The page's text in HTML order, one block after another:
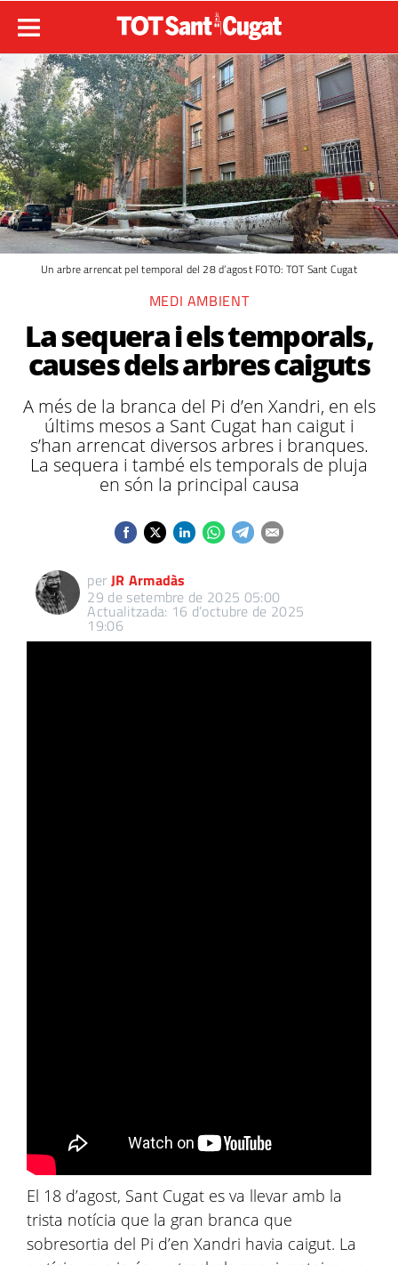
Un arbre arrencat pel temporal del 28 d’agost FOTO: TOT Sant Cugat
MEDI AMBIENT
La sequera i els temporals,
causes dels arbres caiguts
A més de la branca del Pi d’en Xandri, en els
últims mesos a Sant Cugat han caigut i
s’han arrencat diversos arbres i branques.
La sequera i també els temporals de pluja
en són la principal causa
per JR Armadàs
29 de setembre de 2025 05:00
Actualitzada: 16 d’octubre de 2025
19:06
El 18 d’agost, Sant Cugat es va llevar amb la
trista notícia que la gran branca que
sobresortia del Pi d’en Xandri havia caigut. La